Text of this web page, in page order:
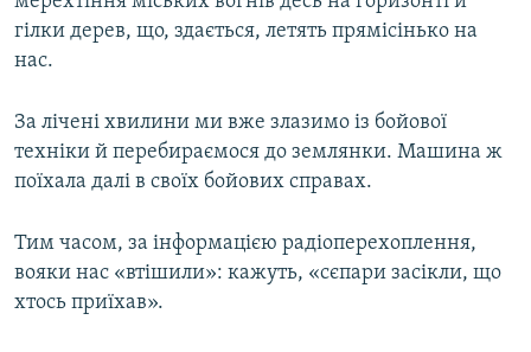
гілки дерев, що, здається, летять прямісінько на
нас.
За лічені хвилини ми вже злазимо із бойової
техніки й перебираємося до землянки. Машина ж
поїхала далі в своїх бойових справах.
Тим часом, за інформацією радіоперехоплення,
вояки нас «втішили»: кажуть, «сєпари засікли, що
хтось приїхав».